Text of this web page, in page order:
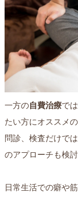
一方の自費治療では
たい方にオススメ
問診、検査だけでは
のアプローチも検討
日常生活での癖や